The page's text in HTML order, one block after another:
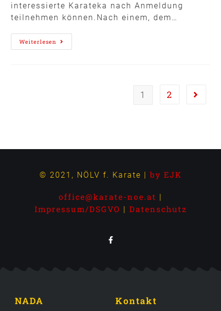
interessierte Karateka nach Anmeldung
teilnehmen können.Nach einem, dem…
Weiterlesen
1 2
© 2021, NÖLV f. Karate | by EJK
office@karate-noe.at |
Impressum/DSGVO | Datenschutz
NADA Kontakt